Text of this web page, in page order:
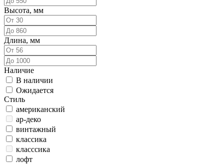
Высота, мм
Длина, мм
Наличие
В наличии
Ожидается
Стиль
американский
ар-деко
винтажный
классика
класссика
лофт